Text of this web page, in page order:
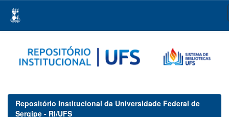
navigation
Repositório Institucional da Universidade Federal de
Sergipe - RI/UFS